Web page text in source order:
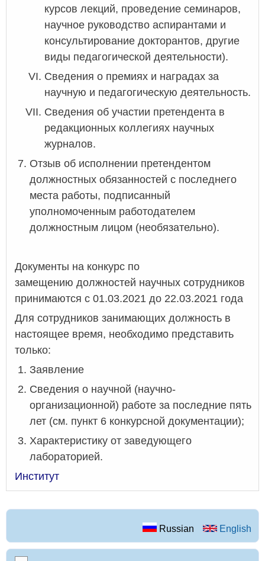
курсов лекций, проведение семинаров,
научное руководство аспирантами и
консультирование докторантов, другие
виды педагогической деятельности).
Сведения о премиях и наградах за
научную и педагогическую деятельность.
Сведения об участии претендента в
редакционных коллегиях научных
журналов.
Отзыв об исполнении претендентом
должностных обязанностей с последнего
места работы, подписанный
уполномоченным работодателем
должностным лицом (необязательно).
Документы на конкурс по
замещению должностей научных сотрудников
принимаются с 01.03.2021 до 22.03.2021 года
Для сотрудников занимающих должность в
настоящее время, необходимо представить
только:
Заявление
Сведения о научной (научно-
организационной) работе за последние пять
лет (см. пункт 6 конкурсной документации);
Характеристику от заведующего
лабораторией.
Институт
Russian English